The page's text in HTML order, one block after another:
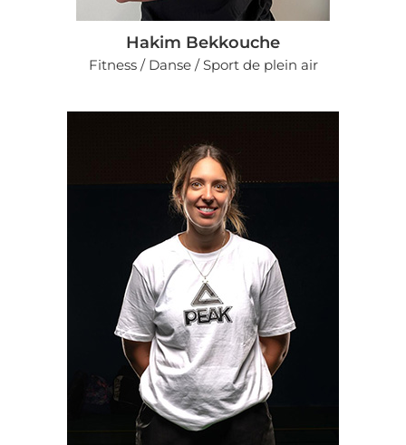
Hakim Bekkouche
Fitness / Danse / Sport de plein air